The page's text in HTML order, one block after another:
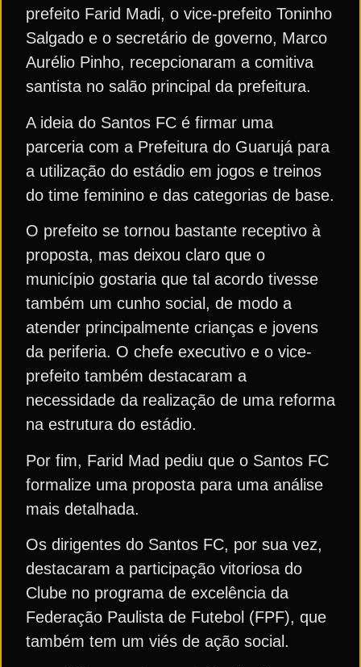
prefeito Farid Madi, o vice-prefeito Toninho
Salgado e o secretário de governo, Marco
Aurélio Pinho, recepcionaram a comitiva
santista no salão principal da prefeitura.
A ideia do Santos FC é firmar uma
parceria com a Prefeitura do Guarujá para
a utilização do estádio em jogos e treinos
do time feminino e das categorias de base.
O prefeito se tornou bastante receptivo à
proposta, mas deixou claro que o
município gostaria que tal acordo tivesse
também um cunho social, de modo a
atender principalmente crianças e jovens
da periferia. O chefe executivo e o vice-
prefeito também destacaram a
necessidade da realização de uma reforma
na estrutura do estádio.
Por fim, Farid Mad pediu que o Santos FC
formalize uma proposta para uma análise
mais detalhada.
Os dirigentes do Santos FC, por sua vez,
destacaram a participação vitoriosa do
Clube no programa de excelência da
Federação Paulista de Futebol (FPF), que
também tem um viés de ação social.